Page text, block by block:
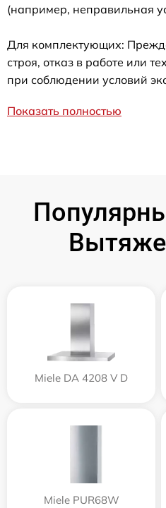
(например, неправильная
Для комплектующих:
строя, отказ в работе или
при соблюдении условий
Показать полностью
Miele DA 4208 V D
Miele PUR68W